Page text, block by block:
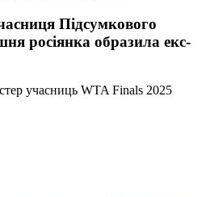
Підсумкового
росіянка образила екс-
учасниць WTA Finals 2025